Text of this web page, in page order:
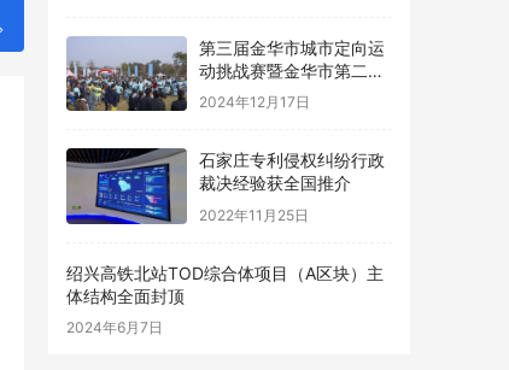
第三届金华市城市定向运
动挑战赛暨金华市第二届
青少年定向锦标赛圆满落
2024年12月17日
石家庄专利侵权纠纷行政
裁决经验获全国推介
2022年11月25日
绍兴高铁北站TOD综合体项目（A区块）主
体结构全面封顶
2024年6月7日